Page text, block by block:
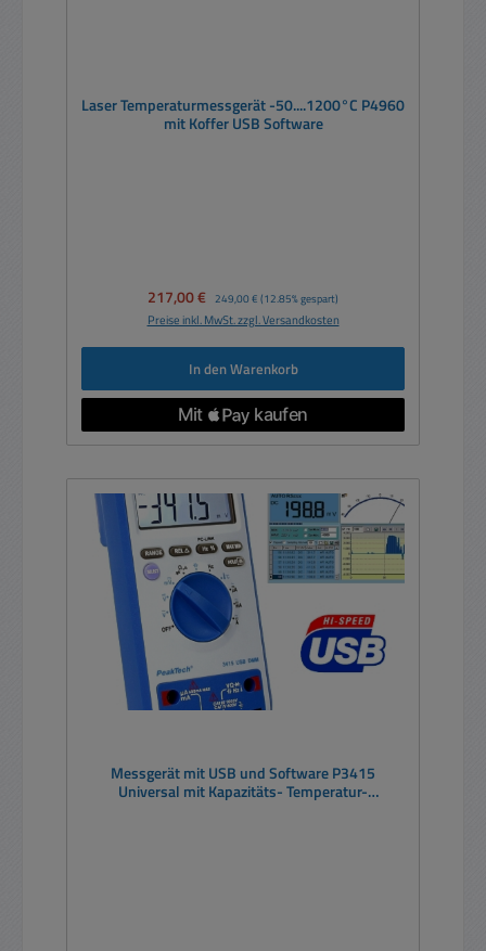
Laser Temperaturmessgerät -50....1200°C P4960
mit Koffer USB Software
Verkaufspreis:
217,00 € Regulärer Preis:
249,00 € (12.85% gespart)
Preise inkl. MwSt. zzgl. Versandkosten
In den Warenkorb
Messgerät mit USB und Software P3415
Universal mit Kapazitäts- Temperatur-